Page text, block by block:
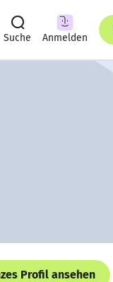
Suche Anmelden
Profil ansehen